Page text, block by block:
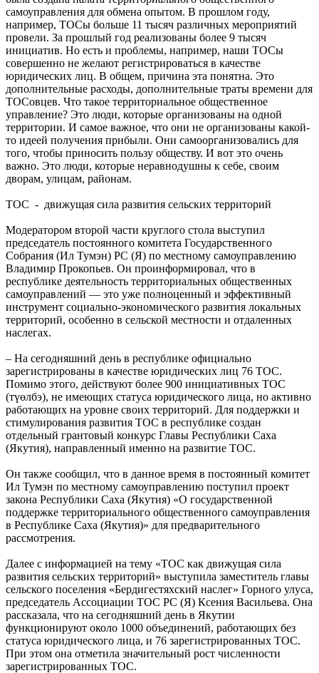
самоуправления для обмена опытом. В прошлом году,
например, ТОСы больше 11 тысяч различных мероприятий
провели. За прошлый год реализованы более 9 тысяч
инициатив. Но есть и проблемы, например, наши ТОСы
совершенно не желают регистрироваться в качестве
юридических лиц. В общем, причина эта понятна. Это
дополнительные расходы, дополнительные траты времени для
ТОСовцев. Что такое территориальное общественное
управление? Это люди, которые организованы на одной
территории. И самое важное, что они не организованы какой-
то идеей получения прибыли. Они самоорганизовались для
того, чтобы приносить пользу обществу. И вот это очень
важно. Это люди, которые неравнодушны к себе, своим
дворам, улицам, районам.
ТОС - движущая сила развития сельских территорий
Модератором второй части круглого стола выступил
председатель постоянного комитета Государственного
Собрания (Ил Тумэн) РС (Я) по местному самоуправлению
Владимир Прокопьев. Он проинформировал, что в
республике деятельность территориальных общественных
самоуправлений — это уже полноценный и эффективный
инструмент социально-экономического развития локальных
территорий, особенно в сельской местности и отдаленных
наслегах.
– На сегодняшний день в республике официально
зарегистрированы в качестве юридических лиц 76 ТОС.
Помимо этого, действуют более 900 инициативных ТОС
(түөлбэ), не имеющих статуса юридического лица, но активно
работающих на уровне своих территорий. Для поддержки и
стимулирования развития ТОС в республике создан
отдельный грантовый конкурс Главы Республики Саха
(Якутия), направленный именно на развитие ТОС.
Он также сообщил, что в данное время в постоянный комитет
Ил Тумэн по местному самоуправлению поступил проект
закона Республики Саха (Якутия) «О государственной
поддержке территориального общественного самоуправления
в Республике Саха (Якутия)» для предварительного
рассмотрения.
Далее с информацией на тему «ТОС как движущая сила
развития сельских территорий» выступила заместитель главы
сельского поселения «Бердигестяхский наслег» Горного улуса,
председатель Ассоциации ТОС РС (Я) Ксения Васильева. Она
рассказала, что на сегодняшний день в Якутии
функционируют около 1000 объединений, работающих без
статуса юридического лица, и 76 зарегистрированных ТОС.
При этом она отметила значительный рост численности
зарегистрированных ТОС.